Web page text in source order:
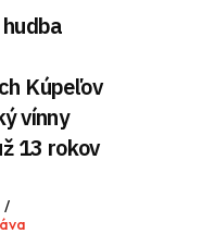
Kúpeľov
vínny
13 rokov